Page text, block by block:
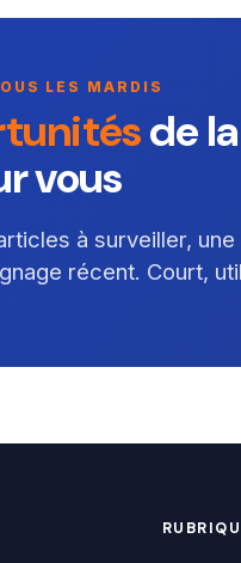
LES MARDIS
de
vous
à surveiller,
récent. Court,